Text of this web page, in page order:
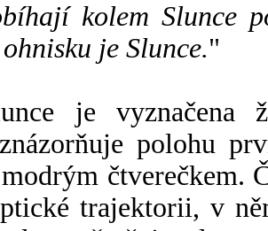
kolem Slunce
je Slunce."
je vyznačena
polohu
čtverečkem.
trajektorii, v